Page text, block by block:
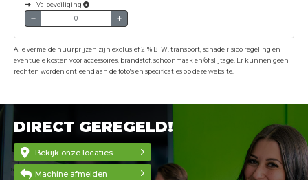
Valbeveiliging
Alle vermelde huurprijzen zijn exclusief 21% BTW, transport, schade risico regeling en
eventuele kosten voor accessoires, brandstof, schoonmaak en/of slijtage. Er kunnen geen
rechten worden ontleend aan de foto's en specificaties op deze website.
DIRECT GEREGELD!
Bekijk onze locaties
Machine afmelden